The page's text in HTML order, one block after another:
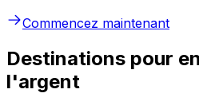
Commencez maintenant
Destinations pour
l'argent